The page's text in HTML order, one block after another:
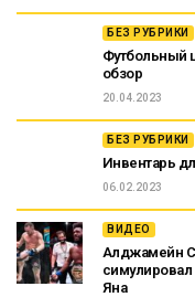
БЕЗ РУБРИКИ
Футбольный
обзор
20.04.2023
БЕЗ РУБРИКИ
Инвентарь
06.02.2023
ВИДЕО
Алджамейн
симулировал
Яна